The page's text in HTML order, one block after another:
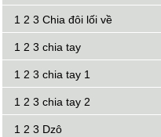
1 2 3 Chia đôi lối về
1 2 3 chia tay
1 2 3 chia tay 1
1 2 3 chia tay 2
1 2 3 Dzô